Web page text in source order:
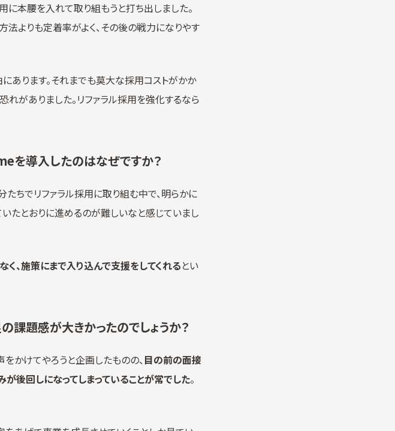
本腰を入れて取り組もうと打ち出しました。
よりも定着率がよく、その後の戦力になりやす
あります。それまでも莫大な採用コストがかか
れがありました。リファラル採用を強化するなら
を導入したのはなぜですか？
ちでリファラル採用に取り組む中で、明らかに
たとおりに進めるのが難しいなと感じていまし
、施策にまで入り込んで支援をしてくれるとい
題感が大きかったのでしょうか？
かけてやろうと企画したものの、目の前の面接
後回しになってしまっていることが常でした。